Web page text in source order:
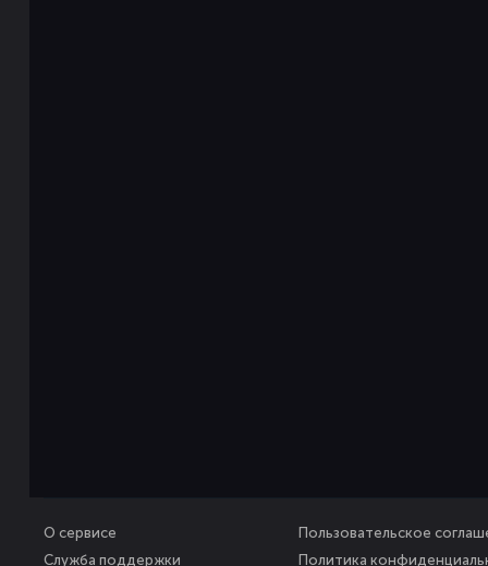
О сервисе
Служба поддержки
Пользовательское
Политика